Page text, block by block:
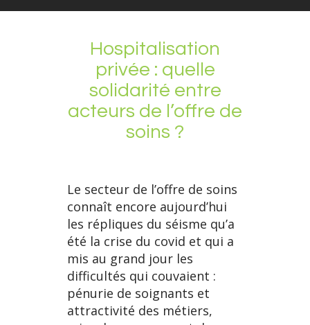
Hospitalisation
privée : quelle
solidarité entre
acteurs de l’offre de
soins ?
Le secteur de l’offre de soins
connaît encore aujourd’hui
les répliques du séisme qu’a
été la crise du covid et qui a
mis au grand jour les
difficultés qui couvaient :
pénurie de soignants et
attractivité des métiers,